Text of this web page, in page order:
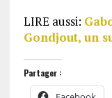
LIRE aussi:
Gondjout, un
Partager :